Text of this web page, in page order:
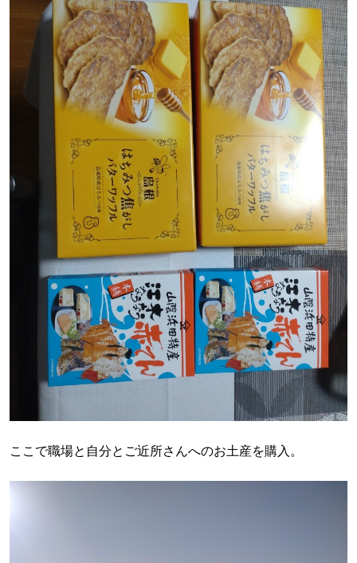
ここで職場と自分とご近所さんへのお土産を購入。